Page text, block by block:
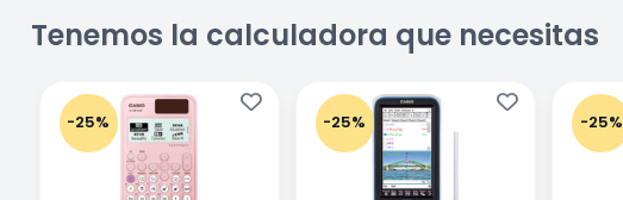
Tenemos la calculadora que necesitas
-25% -25% -25%